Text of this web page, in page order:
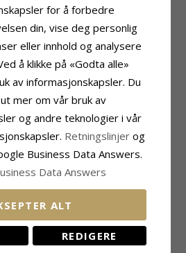
Dybde:
2,8 mm
Leveringstid
PRODUKTER
KJØPER OGSÅ
for å forbedre
din, vise deg personlig
eller innhold og analysere
å klikke på «Godta alle»
av informasjonskapsler. Du
mer om vår bruk av
og andre teknologier i vår
Retningslinjer og
Business Data Answers.
Data Answers
ALT
REDIGERE